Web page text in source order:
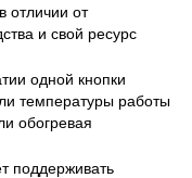
отличии от
и свой ресурс
одной кнопки
температуры работы
обогревая
поддерживать